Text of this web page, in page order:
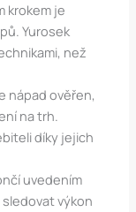
krokem je
Yurosek
než
nápad ověřen,
na trh.
díky jejich
uvedením
výkon